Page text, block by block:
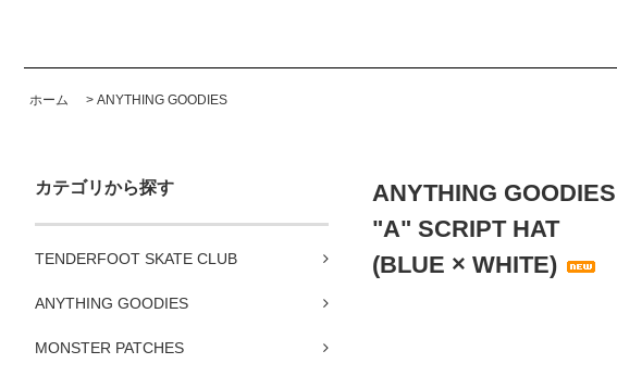
ホーム > ANYTHING GOODIES
カテゴリから探す
TENDERFOOT SKATE CLUB
ANYTHING GOODIES
MONSTER PATCHES
ANYTHING GOODIES
"A" SCRIPT HAT
(BLUE × WHITE)